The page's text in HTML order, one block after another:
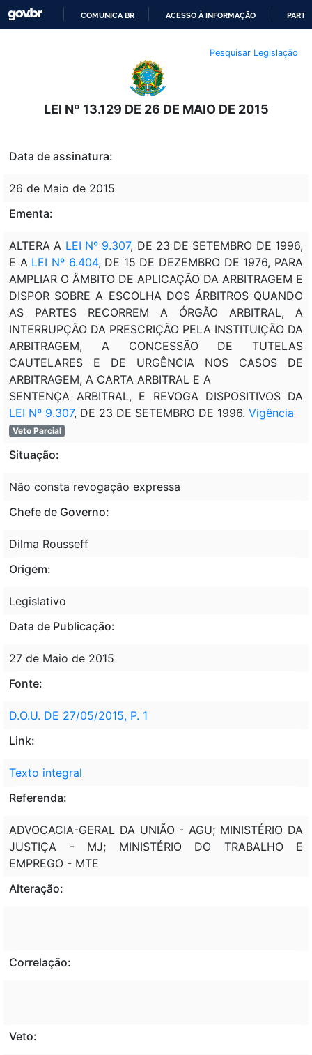
O
CONTEÚDO
COMUNICA BR ACESSO À INFORMAÇÃO
Pesquisar Legislação
LEI Nº 13.129 DE 26 DE MAIO DE 2015
Data de assinatura:
26 de Maio de 2015
Ementa:
ALTERA A LEI Nº 9.307, DE 23 DE SETEMBRO DE 1996,
E A LEI Nº 6.404, DE 15 DE DEZEMBRO DE 1976, PARA
AMPLIAR O ÂMBITO DE APLICAÇÃO DA ARBITRAGEM E
DISPOR SOBRE A ESCOLHA DOS ÁRBITROS QUANDO
AS PARTES RECORREM A ÓRGÃO ARBITRAL, A
INTERRUPÇÃO DA PRESCRIÇÃO PELA INSTITUIÇÃO DA
ARBITRAGEM, A CONCESSÃO DE TUTELAS
CAUTELARES E DE URGÊNCIA NOS CASOS DE
ARBITRAGEM, A CARTA ARBITRAL E A
SENTENÇA ARBITRAL, E REVOGA DISPOSITIVOS DA
LEI Nº 9.307, DE 23 DE SETEMBRO DE 1996. Vigência
Veto Parcial
Situação:
Não consta revogação expressa
Chefe de Governo:
Dilma Rousseff
Origem:
Legislativo
Data de Publicação:
27 de Maio de 2015
Fonte:
D.O.U. DE 27/05/2015, P. 1
Link:
Texto integral
Referenda:
ADVOCACIA-GERAL DA UNIÃO - AGU; MINISTÉRIO DA
JUSTIÇA - MJ; MINISTÉRIO DO TRABALHO E
EMPREGO - MTE
Alteração:
Correlação:
Veto: